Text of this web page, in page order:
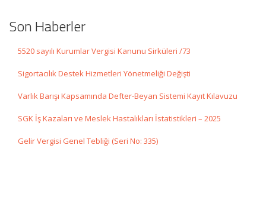
Son Haberler
5520 sayılı Kurumlar Vergisi Kanunu Sirküleri /73
Sigortacılık Destek Hizmetleri Yönetmeliği Değişti
Varlık Barışı Kapsamında Defter-Beyan Sistemi Kayıt Kılavuzu
SGK İş Kazaları ve Meslek Hastalıkları İstatistikleri – 2025
Gelir Vergisi Genel Tebliği (Seri No: 335)